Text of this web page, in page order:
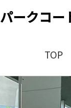
パークコ
TOP